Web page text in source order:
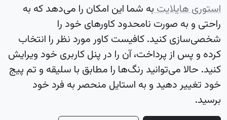
استوری هایلایتبه شما این امکان را می‌دهد که به
راحتی و به صورت نامحدود کاورهای خود را
شخصی‌سازی کنید. کافیست کاور مورد نظر را انتخاب
کرده و پس از پرداخت، آن را در پنل کاربری خود ویرایش
کنید. حالا می‌توانید رنگ‌ها را مطابق با سلیقه و تم پیج
خود تغییر دهید و به استایل منحصر به فرد خود
برسید.